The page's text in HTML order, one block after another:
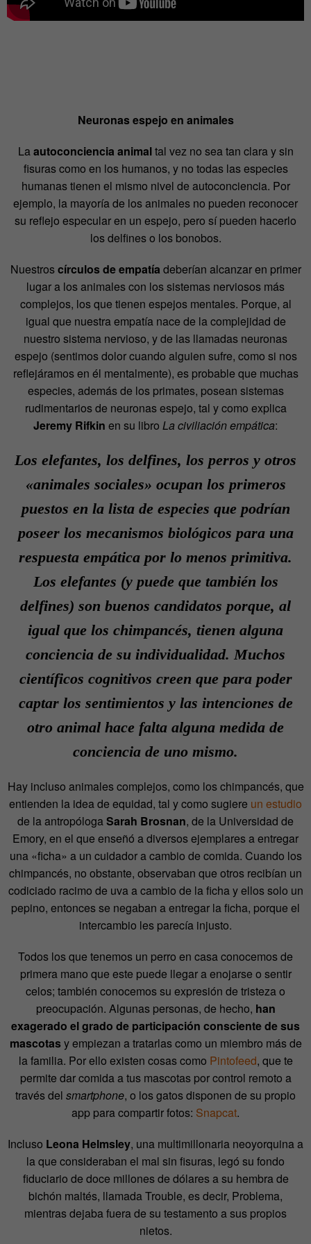
Neuronas espejo en animales
Laautoconciencia animaltal vez no sea tan clara y sin
fisuras como en los humanos, y no todas las especies
humanas tienen el mismo nivel de autoconciencia. Por
ejemplo, la mayoría de los animales no pueden reconocer
su reflejo especular en un espejo, pero sí pueden hacerlo
los delfines o los bonobos.
Nuestroscírculos de empatía deberían alcanzar en primer
lugar a los animales con los sistemas nerviosos más
complejos, los que tienen espejos mentales. Porque, al
igual que nuestra empatía nace de la complejidad de
nuestro sistema nervioso, y de las llamadas neuronas
espejo (sentimos dolor cuando alguien sufre, como si nos
reflejáramos en él mentalmente), es probable que muchas
especies, además de los primates, posean sistemas
rudimentarios de neuronas espejo, tal y como explica
Jeremy Rifkin en su libro La civiliación empática:
Los elefantes, los delfines, los perros y otros
«animales sociales» ocupan los primeros
puestos en la lista de especies que podrían
poseer los mecanismos biológicos para una
respuesta empática por lo menos primitiva.
Los elefantes (y puede que también los
delfines) son buenos candidatos porque, al
igual que los chimpancés, tienen alguna
conciencia de su individualidad. Muchos
científicos cognitivos creen que para poder
captar los sentimientos y las intenciones de
otro animal hace falta alguna medida de
conciencia de uno mismo.
Hay incluso animales complejos, como los chimpancés, que
entienden la idea de equidad, tal y como sugiere un estudio
de la antropólogaSarah Brosnan, de la Universidad de
Emory, en el que enseñó a diversos ejemplares a entregar
una «ficha» a un cuidador a cambio de comida. Cuando los
chimpancés, no obstante, observaban que otros recibían un
codiciado racimo de uva a cambio de la ficha y ellos solo un
pepino, entonces se negaban a entregar la ficha, porque el
intercambio les parecía injusto.
Todos los que tenemos un perro en casa conocemos de
primera mano que este puede llegar a enojarse o sentir
celos; también conocemos su expresión de tristeza o
preocupación. Algunas personas, de hecho, han
exagerado el grado de participación consciente de sus
mascotasy empiezan a tratarlas como un miembro más de
la familia. Por ello existen cosas como Pintofeed, que te
permite dar comida a tus mascotas por control remoto a
través del smartphone, o los gatos disponen de su propio
app para compartir fotos: Snapcat.
Incluso Leona Helmsley, una multimillonaria neoyorquina a
la que consideraban el mal sin fisuras, legó su fondo
fiduciario de doce millones de dólares a su hembra de
bichón maltés, llamada Trouble, es decir, Problema,
mientras dejaba fuera de su testamento a sus propios
nietos.